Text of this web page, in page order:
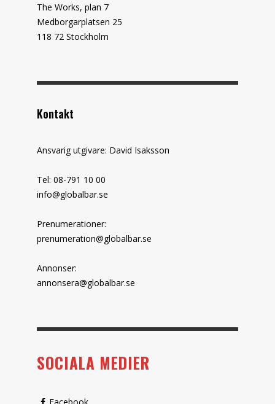
The Works, plan 7
Medborgarplatsen 25
118 72 Stockholm
Kontakt
Ansvarig utgivare: David Isaksson
Tel: 08-791 10 00
info@globalbar.se
Prenumerationer:
prenumeration@globalbar.se
Annonser:
annonsera@globalbar.se
SOCIALA MEDIER
Facebook